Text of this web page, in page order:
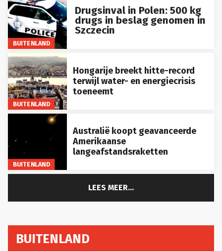
BUITENLAND
Drugsinval in Polen: 500 kg
drugs in beslag genomen in
Szczecin
BUITENLAND
Hongarije breekt hitte-record
terwijl water- en energiecrisis
toeneemt
BUITENLAND
Australië koopt geavanceerde
Amerikaanse
langeafstandsraketten
LEES MEER...
BUITENLAND